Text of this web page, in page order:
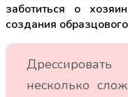
заботиться о
создания
несколько